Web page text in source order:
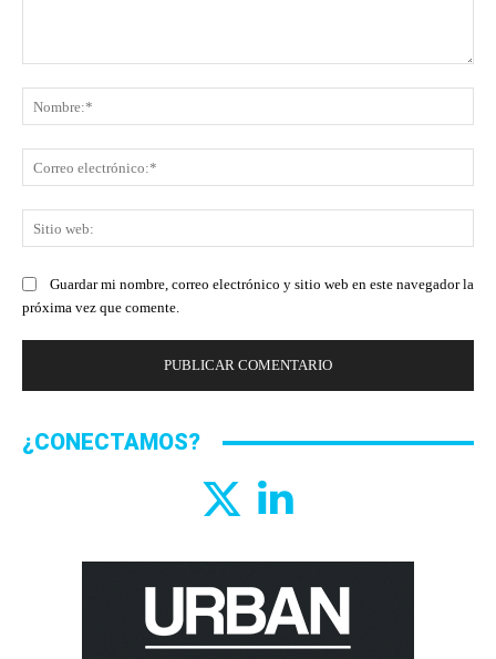
Guardar mi nombre, correo electrónico y sitio web en este navegador la
próxima vez que comente.
¿CONECTAMOS?